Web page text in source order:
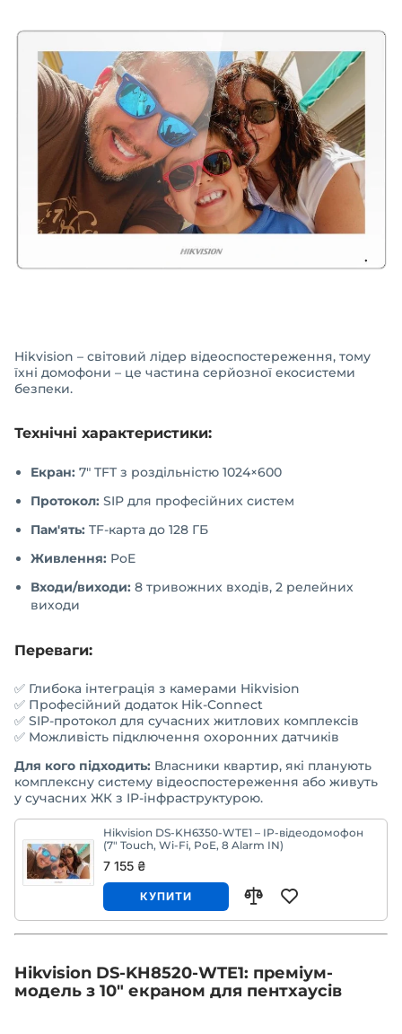
Hikvision – світовий лідер відеоспостереження, тому
їхні домофони – це частина серйозної екосистеми
безпеки.
Технічні характеристики:
Екран: 7" TFT з роздільністю 1024×600
Протокол: SIP для професійних систем
Пам'ять: TF-карта до 128 ГБ
Живлення: PoE
Входи/виходи: 8 тривожних входів, 2 релейних
виходи
Переваги:
✅ Глибока інтеграція з камерами Hikvision
✅ Професійний додаток Hik-Connect
✅ SIP-протокол для сучасних житлових комплексів
✅ Можливість підключення охоронних датчиків
Для кого підходить: Власники квартир, які планують
комплексну систему відеоспостереження або живуть
у сучасних ЖК з IP-інфраструктурою.
Hikvision DS-KH6350-WTE1 – IP-відеодомофон
(7" Touch, Wi-Fi, PoE, 8 Alarm IN)
7 155 ₴
КУПИТИ
Hikvision DS-KH8520-WTE1: преміум-
модель з 10" екраном для пентхаусів